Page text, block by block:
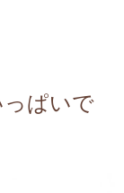
っぱいで